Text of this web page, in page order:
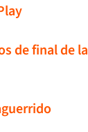
de final de la